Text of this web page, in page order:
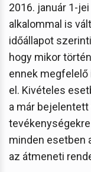
2016. január 1-
alkalommal is
időállapot
hogy mikor
ennek
el. Kivételes
a már
minden esetben
az átmeneti